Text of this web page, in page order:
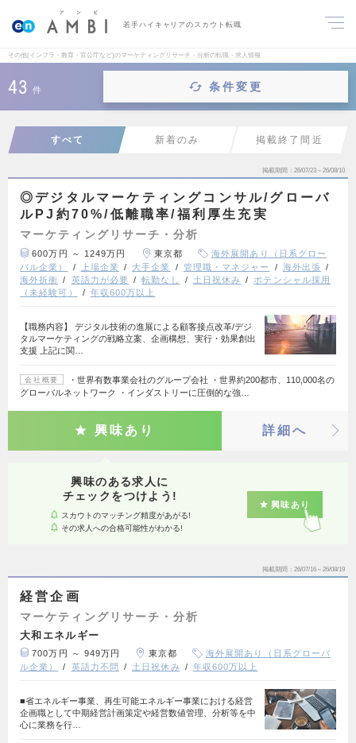
若手ハイキャリアのスカウト転職
その他(インフラ・教育・官公庁など)のマーケティングリサーチ・分析の転職・求人情報
43 件 条件変更
すべて 新着のみ 掲載終了間近
掲載期間 26/07/23～26/08/10
◎デジタルマーケティングコンサル/グローバ
ルPJ約70%/低離職率/福利厚生充実
マーケティングリサーチ・分析
600万円 ～ 1249万円 東京都
海外展開あり（日系グロー
バル企業）
上場企業 大手企業 管理職・マネジャー
海外出張
海外折衝
英語力が必要 転勤なし 土日祝休み
ポテンシャル採用
（未経験可）
年収600万以上
【職務内容】 デジタル技術の進展による顧客接点改革/デジ
タルマーケティングの戦略立案、企画構想、実行・効果創出
支援 上記に関…
会社概要
・世界有数事業会社のグループ会社 ・世界約200都市、110,000名の
グローバルネットワーク ・インダストリーに圧倒的な強…
興味あり 詳細へ
興味のある求人に
チェックをつけよう!
スカウトのマッチング精度があがる!
その求人への合格可能性がわかる!
興味あり
掲載期間 26/07/16～26/08/19
経営企画
マーケティングリサーチ・分析
大和エネルギー
700万円 ～ 949万円 東京都
海外展開あり（日系グローバ
ル企業）
英語力不問 土日祝休み 年収600万以上
■省エネルギー事業、再生可能エネルギー事業における経営
企画職として中期経営計画策定や経営数値管理、分析等を中
心に業務を行…